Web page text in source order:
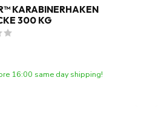
KARABINERHAKEN
300 KG
16:00 same day shipping!